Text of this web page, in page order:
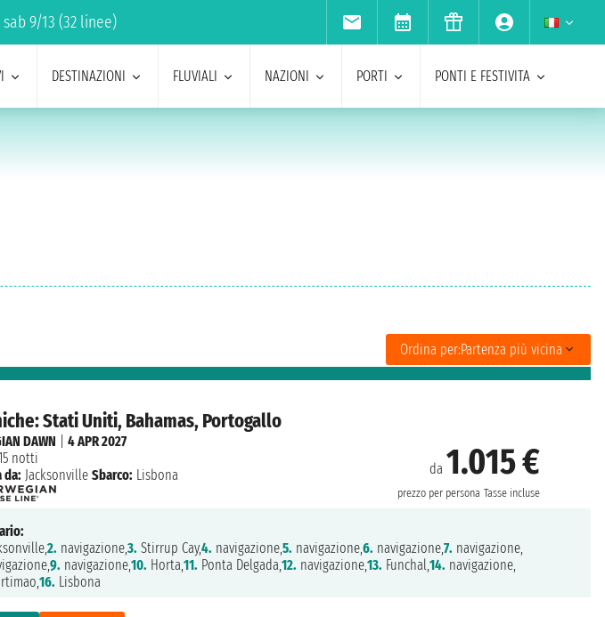
9/13 (32 linee)
DESTINAZIONI FLUVIALI NAZIONI PORTI PONTI E FESTIVITA
Ordina per:Partenza più vicina
Stati Uniti, Bahamas, Portogallo
da 1.015 €
prezzo per persona Tasse incluse
DAWN |4 APR 2027
notti
da: Jacksonville Sbarco: Lisbona
2. navigazione,3. Stirrup Cay,4. navigazione,5. navigazione,6. navigazione,7. navigazione,
9. navigazione,10. Horta,11. Ponta Delgada,12. navigazione,13. Funchal,14. navigazione,
16. Lisbona